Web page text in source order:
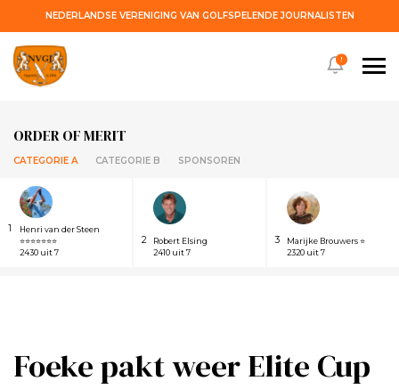
NEDERLANDSE VERENIGING VAN GOLFSPELENDE JOURNALISTEN
ORDER OF MERIT
CATEGORIE A CATEGORIE B SPONSOREN
1
Henri van der Steen
⭐⭐⭐⭐⭐⭐⭐
2430 uit 7
2
Robert Elsing
2410 uit 7
3
Marijke Brouwers ⭐
2320 uit 7
!
Foeke pakt weer Elite Cup